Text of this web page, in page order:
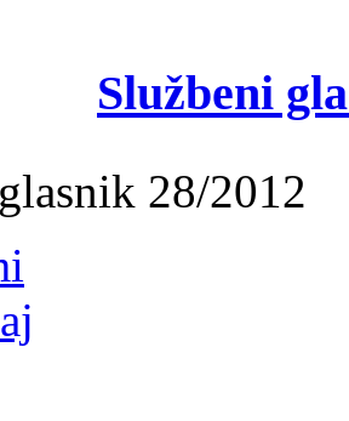
Službeni
28/2012